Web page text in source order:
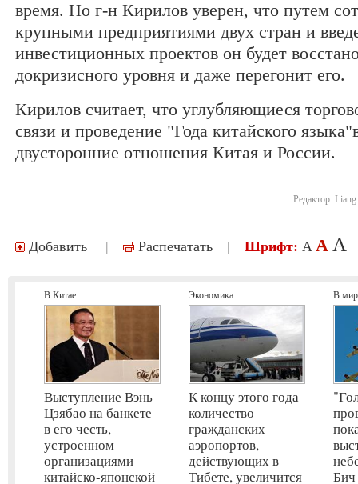
время. Но г-н Кирилов уверен, что путем
крупными предприятиями двух стран и
инвестиционных проектов он будет
докризисного уровня и даже перегонит его.
Кирилов считает, что углубляющиеся
связи и проведение "Года китайского
двусторонние отношения Китая и России.
Редактор:
Добавить | Распечатать | Шрифт: A A A
В Китае
Выступление Вэнь
Цзябао на банкете
в его честь,
устроенном
организациями
китайско-японской
Экономика
К концу этого года
количество
гражданских
аэропортов,
действующих в
Тибете, увеличится
В
Бич